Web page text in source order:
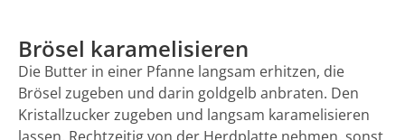
Brösel karamelisieren
Die Butter in einer Pfanne langsam erhitzen, die
Brösel zugeben und darin goldgelb anbraten. Den
Kristallzucker zugeben und langsam karamelisieren